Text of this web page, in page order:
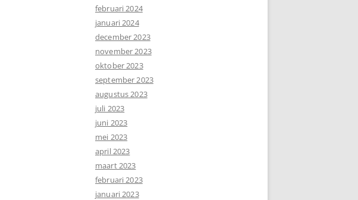
februari 2024
januari 2024
december 2023
november 2023
oktober 2023
september 2023
augustus 2023
juli 2023
juni 2023
mei 2023
april 2023
maart 2023
februari 2023
januari 2023